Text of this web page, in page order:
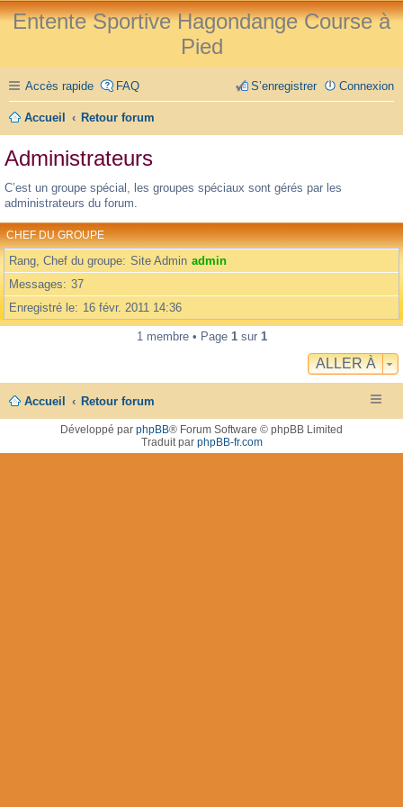
Entente Sportive Hagondange Course à
Pied
Accès rapide FAQ Connexion
S’enregistrer
Accueil Retour forum
Administrateurs
C’est un groupe spécial, les groupes spéciaux sont gérés par les
administrateurs du forum.
CHEF DU GROUPE
Rang, Chef du groupe Site Admin admin
Messages
37
Enregistré le
16 févr. 2011 14:36
1 membre • Page 1sur 1
ALLER À
Accueil Retour forum
Développé par phpBB® Forum Software © phpBB Limited
Traduit par phpBB-fr.com